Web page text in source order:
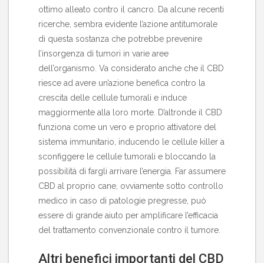
ottimo alleato contro il cancro. Da alcune recenti
ricerche, sembra evidente l’azione antitumorale
di questa sostanza che potrebbe prevenire
l’insorgenza di tumori in varie aree
dell’organismo. Va considerato anche che il CBD
riesce ad avere un’azione benefica contro la
crescita delle cellule tumorali e induce
maggiormente alla loro morte. D’altronde il CBD
funziona come un vero e proprio attivatore del
sistema immunitario, inducendo le cellule killer a
sconfiggere le cellule tumorali e bloccando la
possibilità di fargli arrivare l’energia. Far assumere
CBD al proprio cane, ovviamente sotto controllo
medico in caso di patologie pregresse, può
essere di grande aiuto per amplificare l’efficacia
del trattamento convenzionale contro il tumore.
Altri benefici importanti del CBD